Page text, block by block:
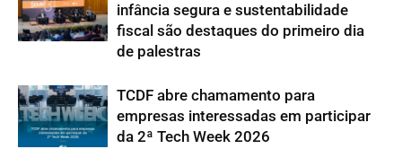
infância segura e sustentabilidade
fiscal são destaques do primeiro dia
de palestras
TCDF abre chamamento para
empresas interessadas em participar
da 2ª Tech Week 2026